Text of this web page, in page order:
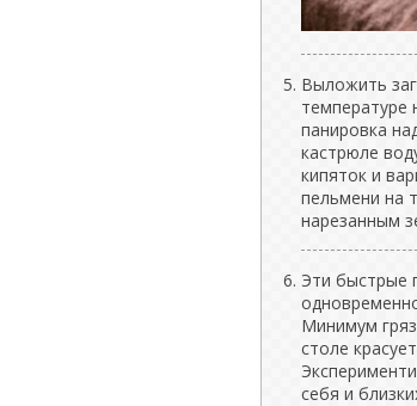
Выложить
температуре
панировка
кастрюле
кипяток и
пельмени на
нарезанным
Эти быстрые
Минимум
столе
себя и